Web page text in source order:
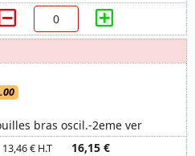
bras oscil.-2eme ver
13,46 € H.T 16,15 €